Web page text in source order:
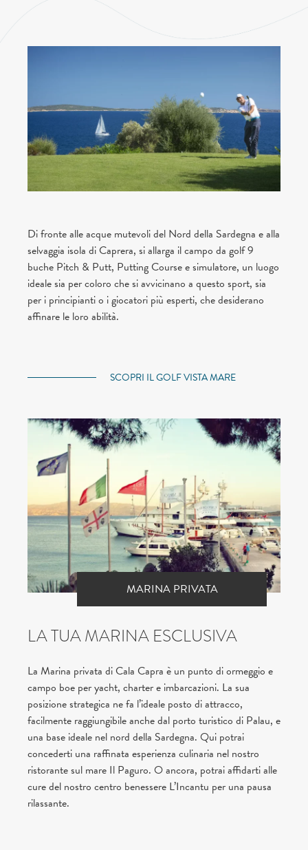
Di fronte alle acque mutevoli del Nord della Sardegna e alla
selvaggia isola di Caprera, si allarga il campo da golf 9
buche Pitch & Putt, Putting Course e simulatore, un luogo
ideale sia per coloro che si avvicinano a questo sport, sia
per i principianti o i giocatori più esperti, che desiderano
affinare le loro abilità.
SCOPRI IL GOLF VISTA MARE
MARINA PRIVATA
LA TUA MARINA ESCLUSIVA
La Marina privata di Cala Capra è un punto di ormeggio e
campo boe per yacht, charter e imbarcazioni. La sua
posizione strategica ne fa l’ideale posto di attracco,
facilmente raggiungibile anche dal porto turistico di Palau, e
una base ideale nel nord della Sardegna. Qui potrai
concederti una raffinata esperienza culinaria nel nostro
ristorante sul mare Il Paguro. O ancora, potrai affidarti alle
cure del nostro centro benessere L’Incantu per una pausa
rilassante.